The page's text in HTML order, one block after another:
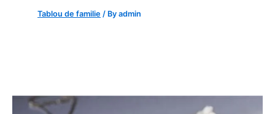
Tablou de familie / Byadmin